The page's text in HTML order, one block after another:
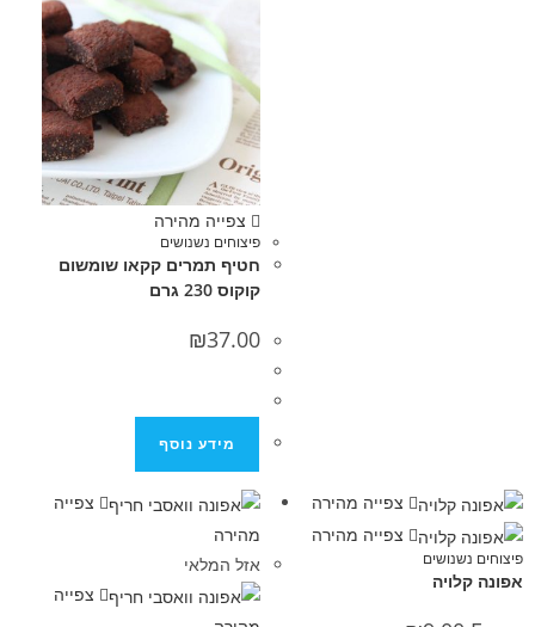
צפייה מהירה
פיצוחים נשנושים
חטיף תמרים קקאו שומשום
₪
מידע נוסף
צפייה מהירה
צפייה מהירה
צפייה
מהירה
אזל המלאי
צפייה